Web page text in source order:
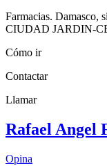
Farmacias. Damasco,
CIUDAD JARDIN-
Cómo ir
Contactar
Llamar
Rafael Angel
Opina